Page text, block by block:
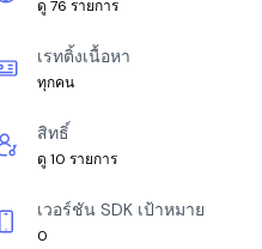
ดู 76 รายการ
เรทติ้งเนื้อหา
ทุกคน
สิทธิ์
ดู 10 รายการ
เวอร์ชัน SDK เป้าหมาย
0